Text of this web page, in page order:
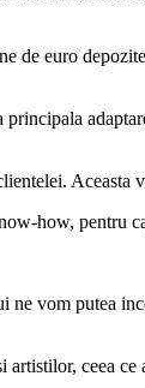
euro
Aceasta
how, pentru
vom putea
ceea ce